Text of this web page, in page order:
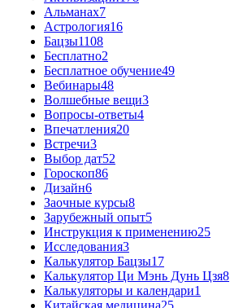
Альманах7
Астрология16
Бацзы1108
Бесплатно2
Бесплатное обучение49
Вебинары48
Волшебные вещи3
Вопросы-ответы4
Впечатления20
Встречи3
Выбор дат52
Гороскоп86
Дизайн6
Заочные курсы8
Зарубежный опыт5
Инструкция к применению25
Исследования3
Калькулятор Бацзы17
Калькулятор Ци Мэнь Дунь Цзя8
Калькуляторы и календари1